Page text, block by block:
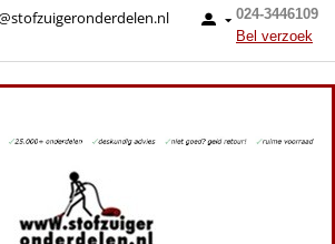
024-3446109
Bel verzoek